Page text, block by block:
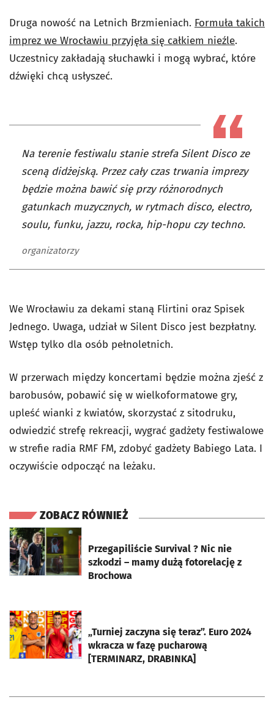
Druga nowość na Letnich Brzmieniach. Formuła takich
imprez we Wrocławiu przyjęła się całkiem nieźle.
Uczestnicy zakładają słuchawki i mogą wybrać, które
dźwięki chcą usłyszeć.
Na terenie festiwalu stanie strefa Silent Disco ze
sceną didżejską. Przez cały czas trwania imprezy
będzie można bawić się przy różnorodnych
gatunkach muzycznych, w rytmach disco, electro,
soulu, funku, jazzu, rocka, hip-hopu czy techno.
organizatorzy
We Wrocławiu za dekami staną Flirtini oraz Spisek
Jednego. Uwaga, udział w Silent Disco jest bezpłatny.
Wstęp tylko dla osób pełnoletnich.
W przerwach między koncertami będzie można zjeść z
barobusów, pobawić się w wielkoformatowe gry,
upleść wianki z kwiatów, skorzystać z sitodruku,
odwiedzić strefę rekreacji, wygrać gadżety festiwalowe
w strefie radia RMF FM, zdobyć gadżety Babiego Lata. I
oczywiście odpocząć na leżaku.
ZOBACZ RÓWNIEŻ
Przegapiliście Survival ? Nic nie
szkodzi – mamy dużą fotorelację z
Brochowa
otworzy się w nowej karcie
„Turniej zaczyna się teraz”. Euro 2024
wkracza w fazę pucharową
[TERMINARZ, DRABINKA]
otworzy się w nowej karcie